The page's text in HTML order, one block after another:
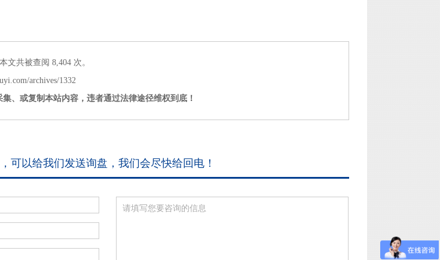
文共被查阅 8,404 次。
archives/1332
、或复制本站内容，违者通过法律途径维权到底！
可以给我们发送询盘，我们会尽快给回电！